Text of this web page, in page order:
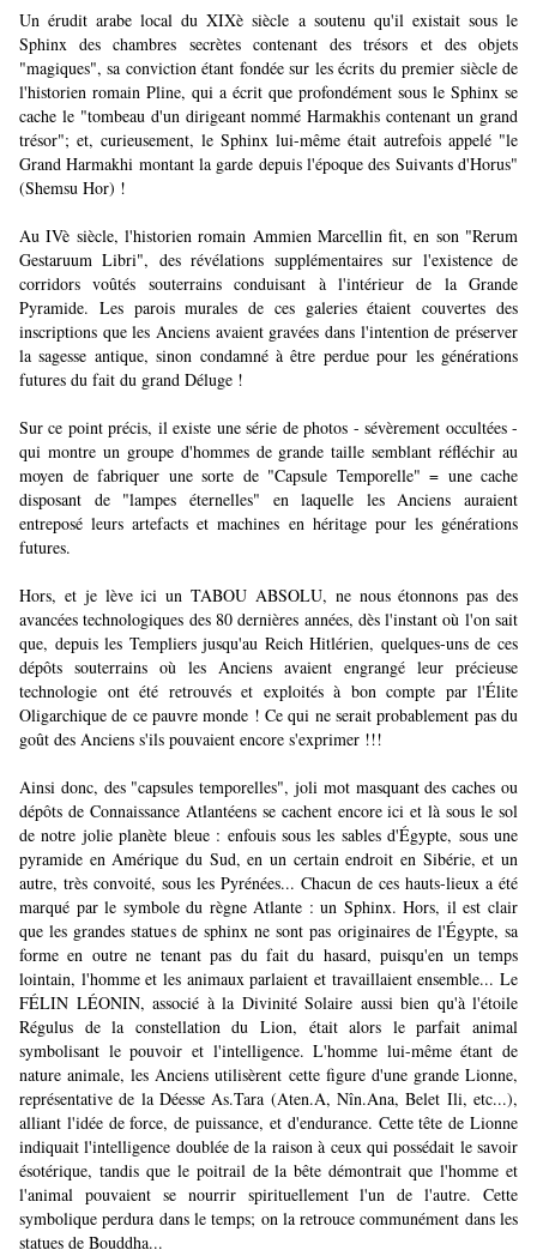
Un érudit arabe local du XIXè siècle a soutenu qu'il existait sous le
Sphinx des chambres secrètes contenant des trésors et des objets
"magiques", sa conviction étant fondée sur les écrits du premier siècle de
l'historien romain Pline, qui a écrit que profondément sous le Sphinx se
cache le "tombeau d'un dirigeant nommé Harmakhis contenant un grand
trésor"; et, curieusement, le Sphinx lui-même était autrefois appelé "le
Grand Harmakhi montant la garde depuis l'époque des Suivants d'Horus"
(Shemsu Hor) !
Au IVè siècle, l'historien romain Ammien Marcellin fit, en son "Rerum
Gestaruum Libri", des révélations supplémentaires sur l'existence de
corridors voûtés souterrains conduisant à l'intérieur de la Grande
Pyramide. Les parois murales de ces galeries étaient couvertes des
inscriptions que les Anciens avaient gravées dans l'intention de préserver
la sagesse antique, sinon condamné à être perdue pour les générations
futures du fait du grand Déluge !
Sur ce point précis, il existe une série de photos - sévèrement occultées -
qui montre un groupe d'hommes de grande taille semblant réfléchir au
moyen de fabriquer une sorte de "Capsule Temporelle" = une cache
disposant de "lampes éternelles" en laquelle les Anciens auraient
entreposé leurs artefacts et machines en héritage pour les générations
futures.
Hors, et je lève ici un TABOU ABSOLU, ne nous étonnons pas des
avancées technologiques des 80 dernières années, dès l'instant où l'on sait
que, depuis les Templiers jusqu'au Reich Hitlérien, quelques-uns de ces
dépôts souterrains où les Anciens avaient engrangé leur précieuse
technologie ont été retrouvés et exploités à bon compte par l'Élite
Oligarchique de ce pauvre monde ! Ce qui ne serait probablement pas du
goût des Anciens s'ils pouvaient encore s'exprimer !!!
Ainsi donc, des "capsules temporelles", joli mot masquant des caches ou
dépôts de Connaissance Atlantéens se cachent encore ici et là sous le sol
de notre jolie planète bleue : enfouis sous les sables d'Égypte, sous une
pyramide en Amérique du Sud, en un certain endroit en Sibérie, et un
autre, très convoité, sous les Pyrénées... Chacun de ces hauts-lieux a été
marqué par le symbole du règne Atlante : un Sphinx. Hors, il est clair
que les grandes statues de sphinx ne sont pas originaires de l'Égypte, sa
forme en outre ne tenant pas du fait du hasard, puisqu'en un temps
lointain, l'homme et les animaux parlaient et travaillaient ensemble... Le
FÉLIN LÉONIN, associé à la Divinité Solaire aussi bien qu'à l'étoile
Régulus de la constellation du Lion, était alors le parfait animal
symbolisant le pouvoir et l'intelligence. L'homme lui-même étant de
nature animale, les Anciens utilisèrent cette figure d'une grande Lionne,
représentative de la Déesse As.Tara (Aten.A, Nîn.Ana, Belet Ili, etc...),
alliant l'idée de force, de puissance, et d'endurance. Cette tête de Lionne
indiquait l'intelligence doublée de la raison à ceux qui possédait le savoir
ésotérique, tandis que le poitrail de la bête démontrait que l'homme et
l'animal pouvaient se nourrir spirituellement l'un de l'autre. Cette
symbolique perdura dans le temps; on la retrouce communément dans les
statues de Bouddha...